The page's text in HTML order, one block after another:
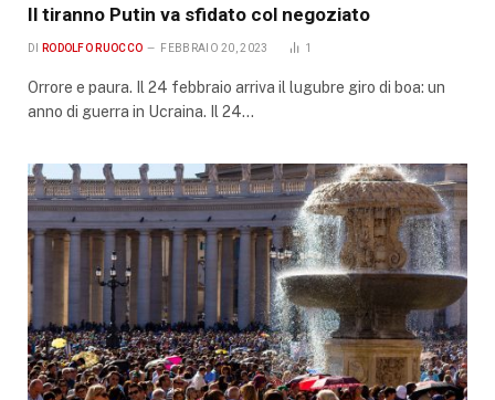
Il tiranno Putin va sfidato col negoziato
DI RODOLFO RUOCCO FEBBRAIO 20, 2023 1
Orrore e paura. Il 24 febbraio arriva il lugubre giro di boa: un
anno di guerra in Ucraina. Il 24…